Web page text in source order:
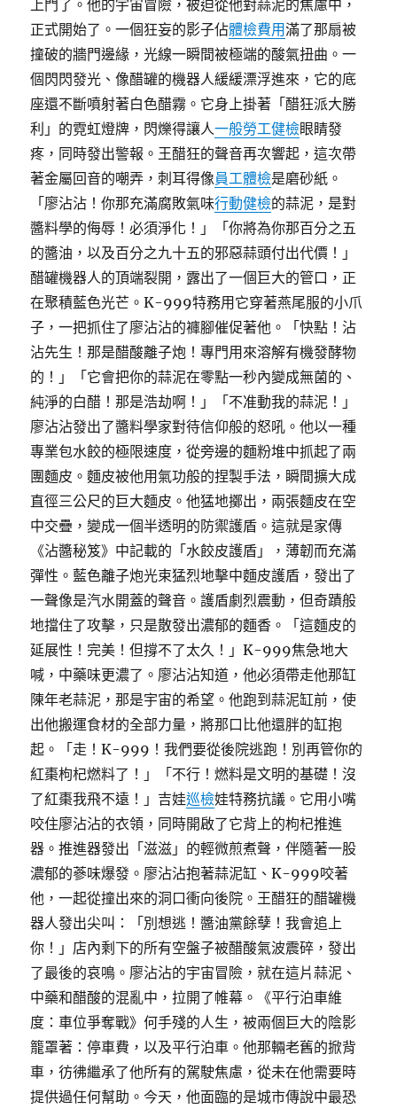
上門了。他的宇宙冒險，被迫從他對蒜泥的焦慮中，
正式開始了。一個狂妄的影子佔體檢費用滿了那扇被
撞破的牆門邊緣，光線一瞬間被極端的酸氣扭曲。一
個閃閃發光、像醋罐的機器人緩緩漂浮進來，它的底
座還不斷噴射著白色醋霧。它身上掛著「醋狂派大勝
利」的霓虹燈牌，閃爍得讓人一般勞工健檢眼睛發
疼，同時發出警報。王醋狂的聲音再次響起，這次帶
著金屬回音的嘲弄，刺耳得像員工體檢是磨砂紙。
「廖沾沾！你那充滿腐敗氣味行動健檢的蒜泥，是對
醬料學的侮辱！必須淨化！」「你將為你那百分之五
的醬油，以及百分之九十五的邪惡蒜頭付出代價！」
醋罐機器人的頂端裂開，露出了一個巨大的管口，正
在聚積藍色光芒。K-999特務用它穿著燕尾服的小爪
子，一把抓住了廖沾沾的褲腳催促著他。「快點！沾
沾先生！那是醋酸離子炮！專門用來溶解有機發酵物
的！」「它會把你的蒜泥在零點一秒內變成無菌的、
純淨的白醋！那是浩劫啊！」「不准動我的蒜泥！」
廖沾沾發出了醬料學家對待信仰般的怒吼。他以一種
專業包水餃的極限速度，從旁邊的麵粉堆中抓起了兩
團麵皮。麵皮被他用氣功般的捏製手法，瞬間擴大成
直徑三公尺的巨大麵皮。他猛地擲出，兩張麵皮在空
中交疊，變成一個半透明的防禦護盾。這就是家傳
《沾醬秘笈》中記載的「水餃皮護盾」，薄韌而充滿
彈性。藍色離子炮光束猛烈地擊中麵皮護盾，發出了
一聲像是汽水開蓋的聲音。護盾劇烈震動，但奇蹟般
地擋住了攻擊，只是散發出濃郁的麵香。「這麵皮的
延展性！完美！但撐不了太久！」K-999焦急地大
喊，中藥味更濃了。廖沾沾知道，他必須帶走他那缸
陳年老蒜泥，那是宇宙的希望。他跑到蒜泥缸前，使
出他搬運食材的全部力量，將那口比他還胖的缸抱
起。「走！K-999！我們要從後院逃跑！別再管你的
紅棗枸杞燃料了！」「不行！燃料是文明的基礎！沒
了紅棗我飛不遠！」吉娃巡檢娃特務抗議。它用小嘴
咬住廖沾沾的衣領，同時開啟了它背上的枸杞推進
器。推進器發出「滋滋」的輕微煎煮聲，伴隨著一股
濃郁的蔘味爆發。廖沾沾抱著蒜泥缸、K-999咬著
他，一起從撞出來的洞口衝向後院。王醋狂的醋罐機
器人發出尖叫：「別想逃！醬油黨餘孽！我會追上
你！」店內剩下的所有空盤子被醋酸氣波震碎，發出
了最後的哀鳴。廖沾沾的宇宙冒險，就在這片蒜泥、
中藥和醋酸的混亂中，拉開了帷幕。《平行泊車維
度：車位爭奪戰》何手殘的人生，被兩個巨大的陰影
籠罩著：停車費，以及平行泊車。他那輛老舊的掀背
車，彷彿繼承了他所有的駕駛焦慮，從未在他需要時
提供過任何幫助。今天，他面臨的是城市傳說中最恐